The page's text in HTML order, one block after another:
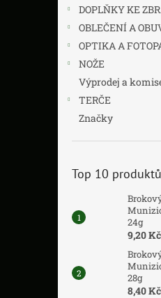
DOPLŇKY KE
OBLEČENÍ A
OPTIKA A
NOŽE
Výprodej a
TERČE
Značky
Top 10 produktů
24g
9,20 Kč
28g
8,40 Kč